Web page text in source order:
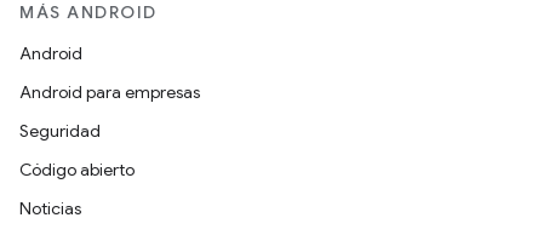
MÁS ANDROID
Android
Android para empresas
Seguridad
Código abierto
Noticias